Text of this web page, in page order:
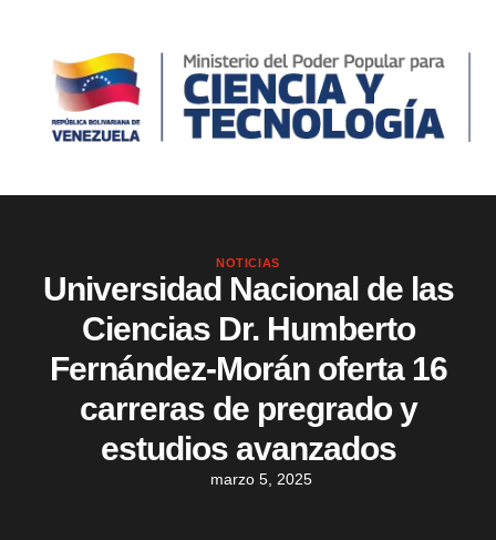
NOTICIAS
Universidad Nacional de las
Ciencias Dr. Humberto
Fernández-Morán oferta 16
carreras de pregrado y
estudios avanzados
marzo 5, 2025